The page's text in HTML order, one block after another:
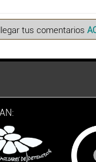
tus comentarios